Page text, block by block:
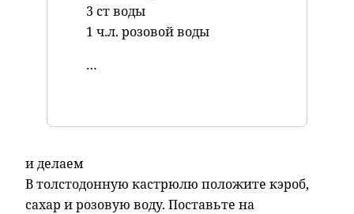
3 ст воды
1 ч.л. розовой воды
…
и делаем
В толстодонную кастрюлю положите кэроб,
сахар и розовую воду. Поставьте на